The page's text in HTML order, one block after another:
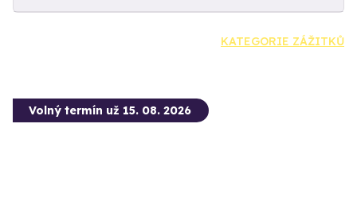
KATEGORIE ZÁŽITKŮ
Volný termín už 15. 08. 2026